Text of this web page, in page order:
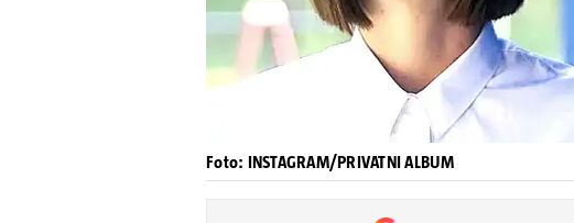
Foto: INSTAGRAM/PRIVATNI ALBUM